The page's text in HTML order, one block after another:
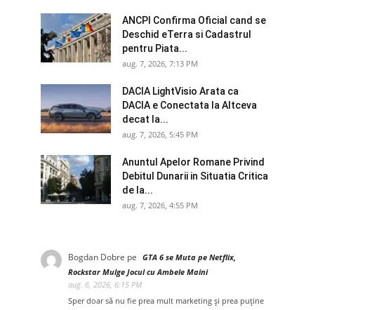
ANCPI Confirma Oficial cand se
Deschid eTerra si Cadastrul
pentru Piata...
aug. 7, 2026, 7:13 PM
DACIA LightVisio Arata ca
DACIA e Conectata la Altceva
decat la...
aug. 7, 2026, 5:45 PM
Anuntul Apelor Romane Privind
Debitul Dunarii in Situatia Critica
de la...
aug. 7, 2026, 4:55 PM
Bogdan Dobre pe GTA 6 se Muta pe Netflix,
Rockstar Mulge Jocul cu Ambele Maini
aug. 6, 2026, 6:15 PM
Sper doar să nu fie prea mult marketing și prea puține